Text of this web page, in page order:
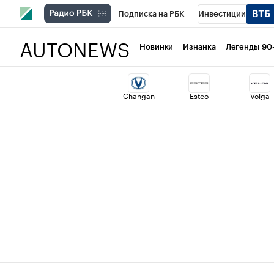
Подписка на РБК Инвестиции
Национальные проекты Город
Кредитные рейтинги Франшизы
AUTONEWS Новинки Изнанка Легенды
Changan Esteo Volga